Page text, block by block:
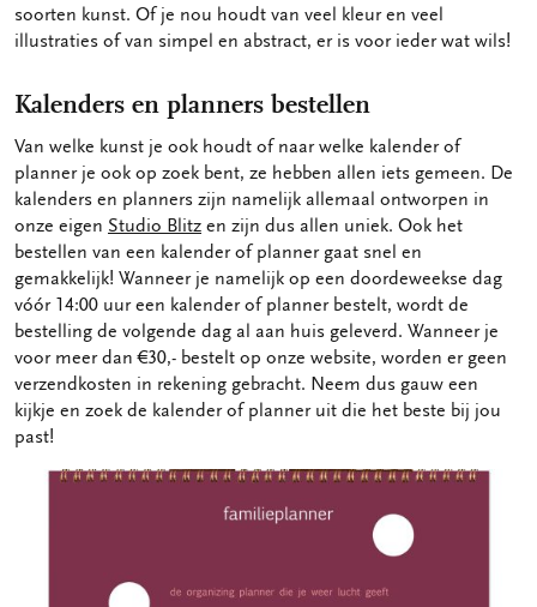
soorten kunst. Of je nou houdt van veel kleur en veel
illustraties of van simpel en abstract, er is voor ieder wat wils!
Kalenders en planners bestellen
Van welke kunst je ook houdt of naar welke kalender of
planner je ook op zoek bent, ze hebben allen iets gemeen. De
kalenders en planners zijn namelijk allemaal ontworpen in
onze eigen Studio Blitz en zijn dus allen uniek. Ook het
bestellen van een kalender of planner gaat snel en
gemakkelijk! Wanneer je namelijk op een doordeweekse dag
vóór 14:00 uur een kalender of planner bestelt, wordt de
bestelling de volgende dag al aan huis geleverd. Wanneer je
voor meer dan €30,- bestelt op onze website, worden er geen
verzendkosten in rekening gebracht. Neem dus gauw een
kijkje en zoek de kalender of planner uit die het beste bij jou
past!